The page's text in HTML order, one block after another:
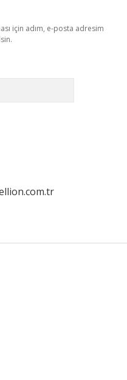
için adım, e-posta adresim